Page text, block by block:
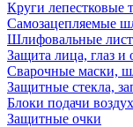
Круги лепестковые
Самозацепляемые
Шлифовальные
Защита лица, глаз и
Сварочные маски,
Защитные стекла,
Блоки подачи
Защитные очки